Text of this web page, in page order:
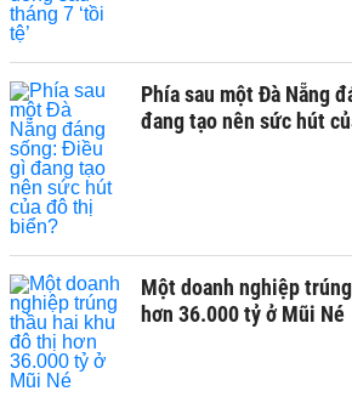
Phía sau một Đà Nẵng
đang tạo nên sức hút
Một doanh nghiệp
hơn 36.000 tỷ ở Mũi Né